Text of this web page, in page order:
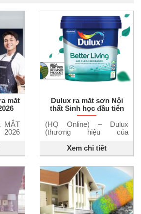
mắt
MẮT
tiên,
sắc
một
ba
cho
tấu
Dulux ra mắt sơn Nội
thất Sinh học đầu tiên
tại Việt Nam
(HQ Online) – Dulux
(thương hiệu của
mắt Dulux Better Living
Air Clean, sản phẩm sơn
khả năng nâng cao chất
lượng không khí trong
nhà. Đây là sản phẩm
sơn nội thất gốc sinh học
đầu tiên tại Việt Nam đạt
chứng nhận 22% […]
Xem chi tiết